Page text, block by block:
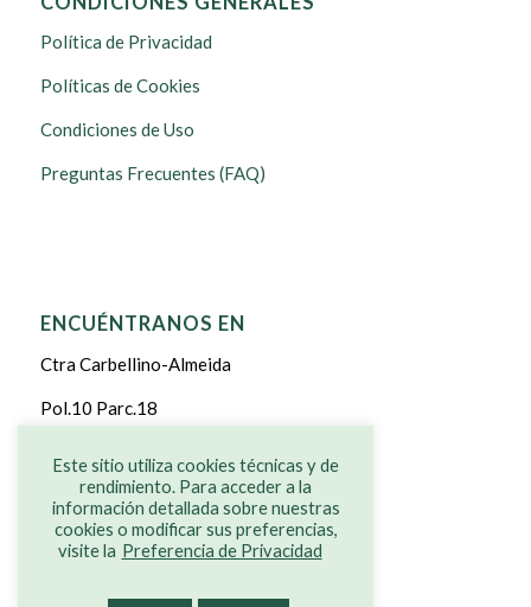
Política de Privacidad
Políticas de Cookies
Condiciones de Uso
Preguntas Frecuentes (FAQ)
ENCUÉNTRANOS EN
Ctra Carbellino-Almeida
Pol.10 Parc.18
ZAMORA
Este sitio utiliza cookies técnicas y de
rendimiento. Para acceder a la
información detallada sobre nuestras
cookies o modificar sus preferencias,
visite la Preferencia de Privacidad